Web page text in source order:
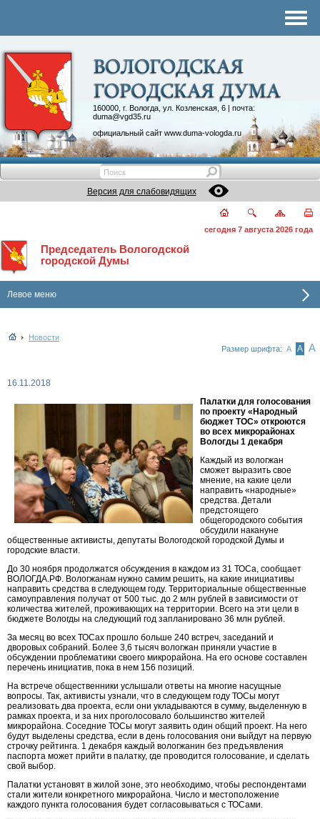
160000, г. Вологда, ул. Козленская, 6 | почта:
duma@vgd35.ru
официальный сайт www.duma-vologda.ru
Контакты
Депутатские объединения
Версия для слабовидящих
сегодня 7 августа 2026 года
Председатель Вологодской
городской Думы
Левое меню
Новости
Размер шрифта: А А А
16.11.2018
Палатки для голосования
по проекту «Народный
бюджет ТОС» откроются
во всех микрорайонах
Вологды 1 декабря
Каждый из вологжан
сможет выразить свое
мнение, на какие цели
направить «народные»
средства. Детали
предстоящего
общегородского события
обсудили накануне
общественные активисты, депутаты Вологодской городской Думы и
городские власти.
До 30 ноября продолжатся обсуждения в каждом из 31 ТОСа, сообщает
ВОЛОГДА.РФ. Вологжанам нужно самим решить, на какие инициативы
направить средства в следующем году. Территориальные общественные
самоуправления получат от 500 тыс. до 2 млн рублей в зависимости от
количества жителей, проживающих на территории. Всего на эти цели в
бюджете Вологды на следующий год запланировано 36 млн рублей.
За месяц во всех ТОСах прошло больше 240 встреч, заседаний и
дворовых собраний. Более 3,6 тысяч вологжан приняли участие в
обсуждении проблематики своего микрорайона. На его основе составлен
перечень инициатив, пока в нем 156 позиций.
На встрече общественники услышали ответы на многие насущные
вопросы. Так, активисты узнали, что в следующем году ТОСы могут
реализовать два проекта, если они укладываются в сумму, выделенную в
рамках проекта, и за них проголосовало большинство жителей
микрорайона. Соседние ТОСы могут заявить один общий проект. На него
будут выделены средства, если в день голосования они выйдут на первую
строчку рейтинга. 1 декабря каждый вологжанин без предъявления
паспорта может прийти в палатку, где проводится голосование, и сделать
свой выбор.
Палатки установят в жилой зоне, это необходимо, чтобы респондентами
стали жители конкретного микрорайона. Число и местоположение
каждого пункта голосования будет согласовываться с ТОСами.